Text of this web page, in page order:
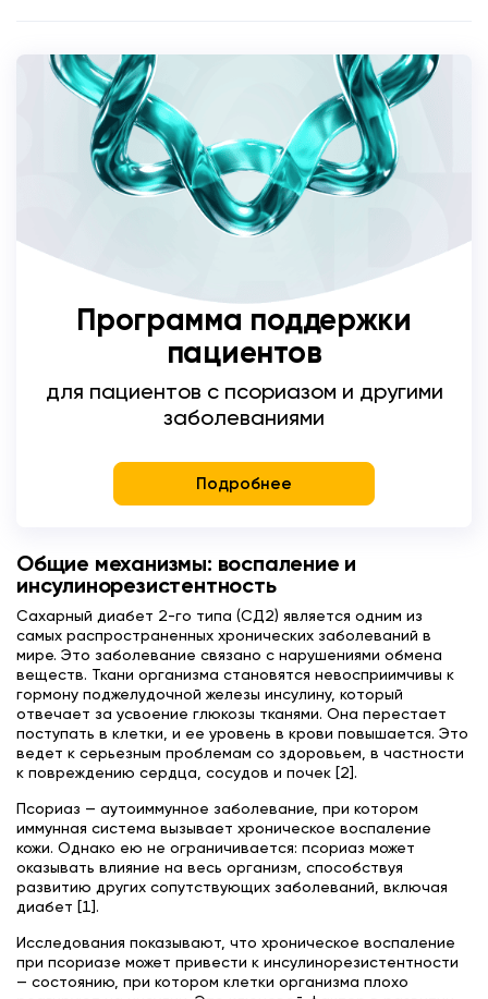
Программа поддержки
пациентов
для пациентов с псориазом и другими
заболеваниями
Подробнее
Общие механизмы: воспаление и
инсулинорезистентность
Сахарный диабет 2-го типа (СД2) является одним из
самых распространенных хронических заболеваний в
мире. Это заболевание связано с нарушениями обмена
веществ. Ткани организма становятся невосприимчивы к
гормону поджелудочной железы инсулину, который
отвечает за усвоение глюкозы тканями. Она перестает
поступать в клетки, и ее уровень в крови повышается. Это
ведет к серьезным проблемам со здоровьем, в частности
к повреждению сердца, сосудов и почек [2].
Псориаз — аутоиммунное заболевание, при котором
иммунная система вызывает хроническое воспаление
кожи. Однако ею не ограничивается: псориаз может
оказывать влияние на весь организм, способствуя
развитию других сопутствующих заболеваний, включая
диабет [1].
Исследования показывают, что хроническое воспаление
при псориазе может привести к инсулинорезистентности
— состоянию, при котором клетки организма плохо